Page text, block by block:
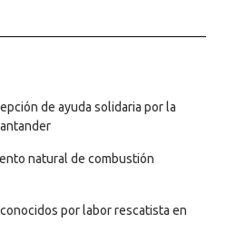
de ayuda solidaria por la
natural de combustión
por labor rescatista en